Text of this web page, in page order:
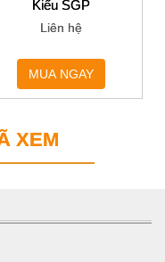
Kiểu SGP
Liên hệ
MUA NGAY
XEM